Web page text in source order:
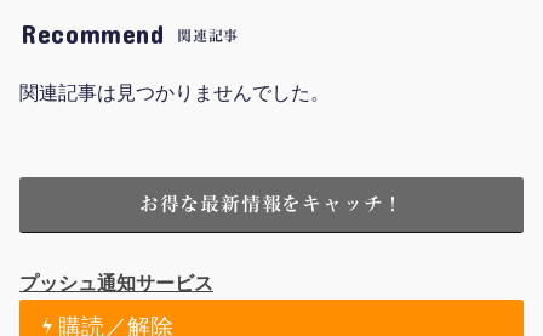
Recommend 関連記事
関連記事は見つかりませんでした。
お得な最新情報をキャッチ！
プッシュ通知サービス
購読／解除